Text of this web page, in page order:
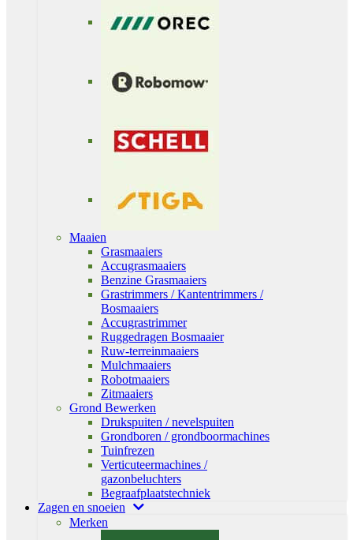
Maaien
Grasmaaiers
Accugrasmaaiers
Benzine Grasmaaiers
Grastrimmers / Kantentrimmers /
Bosmaaiers
Accugrastrimmer
Ruggedragen Bosmaaier
Ruw-terreinmaaiers
Mulchmaaiers
Robotmaaiers
Zitmaaiers
Grond Bewerken
Drukspuiten / nevelspuiten
Grondboren / grondboormachines
Tuinfrezen
Verticuteermachines /
gazonbeluchters
Begraafplaatstechniek
Zagen en snoeien
Merken